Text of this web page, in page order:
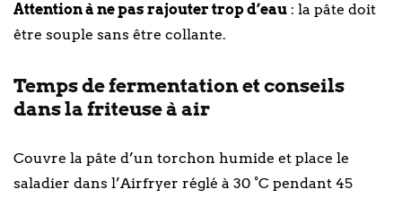
Attention à ne pas rajouter trop d’eau : la pâte doit
être souple sans être collante.
Temps de fermentation et conseils
dans la friteuse à air
Couvre la pâte d’un torchon humide et place le
saladier dans l’Airfryer réglé à 30 °C pendant 45